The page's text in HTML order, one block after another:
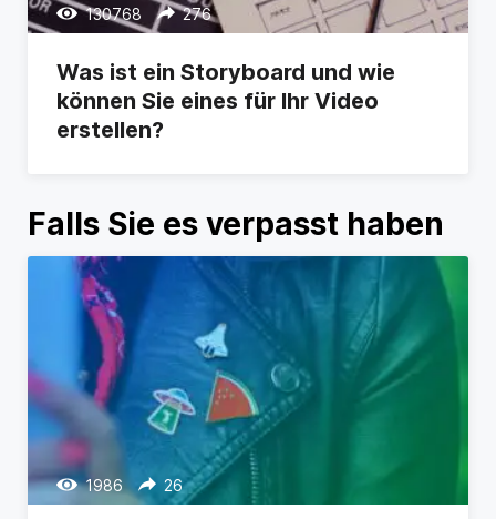
130768 276
Was ist ein Storyboard und wie
können Sie eines für Ihr Video
erstellen?
Falls Sie es verpasst haben
1986 26